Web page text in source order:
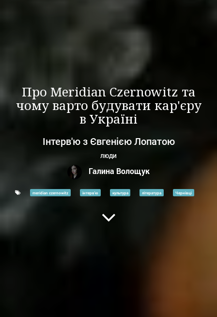
Про Meridian Czernowitz та
чому варто будувати кар'єру
в Україні
Інтерв'ю з Євгенією Лопатою
ЛЮДИ
Галина Волощук
meridian czernowitz інтерв'ю культура література Чернівці